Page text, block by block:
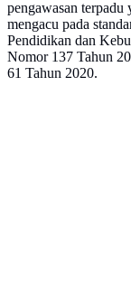
pengawasan
mengacu pada
Pendidikan dan
Nomor 137 Tahun
61 Tahun 2020.